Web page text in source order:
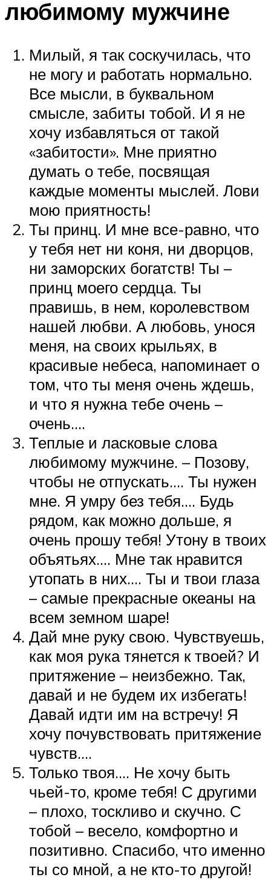
любимому мужчине
Милый, я так соскучилась, что
не могу и работать нормально.
Все мысли, в буквальном
смысле, забиты тобой. И я не
хочу избавляться от такой
«забитости». Мне приятно
думать о тебе, посвящая
каждые моменты мыслей. Лови
мою приятность!
Ты принц. И мне все-равно, что
у тебя нет ни коня, ни дворцов,
ни заморских богатств! Ты –
принц моего сердца. Ты
правишь, в нем, королевством
нашей любви. А любовь, унося
меня, на своих крыльях, в
красивые небеса, напоминает о
том, что ты меня очень ждешь,
и что я нужна тебе очень –
очень….
Теплые и ласковые слова
любимому мужчине. – Позову,
чтобы не отпускать…. Ты нужен
мне. Я умру без тебя…. Будь
рядом, как можно дольше, я
очень прошу тебя! Утону в твоих
объятьях…. Мне так нравится
утопать в них…. Ты и твои глаза
– самые прекрасные океаны на
всем земном шаре!
Дай мне руку свою. Чувствуешь,
как моя рука тянется к твоей? И
притяжение – неизбежно. Так,
давай и не будем их избегать!
Давай идти им на встречу! Я
хочу почувствовать притяжение
чувств….
Только твоя…. Не хочу быть
чьей-то, кроме тебя! С другими
– плохо, тоскливо и скучно. С
тобой – весело, комфортно и
позитивно. Спасибо, что именно
ты со мной, а не кто-то другой!